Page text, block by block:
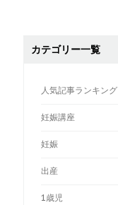
カテゴリー一覧
人気記事ランキング
妊娠講座
妊娠
出産
1歳児